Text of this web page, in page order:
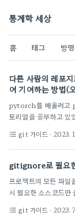
통계학 세상
홈 태그 방
다른 사람의 레포
여 기여하는 방법(
pytorch를 배울려고
토리얼을 공부하고 있
레포지토리에 push하
당 레포지토리에서
에 Fork된 레포지토리
내용을 commit하고
이 compare & pull
가지고 내거는 일단 없
format_list_bulleted git 가이드 · 2023.
gitignore로 필요
프로젝트의 모든 파
시 필요한 소스코드만
업로드할려고 한다면
format_list_bulleted git 가이드 · 2023.